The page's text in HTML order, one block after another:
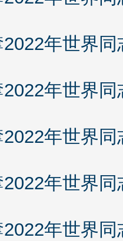
年世界
年世界
年世界
年世界
年世界